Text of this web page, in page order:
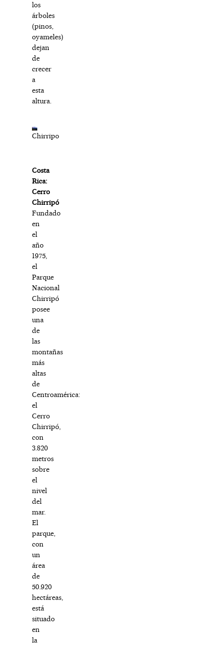
los
árboles
(pinos,
oyameles)
dejan
de
crecer
a
esta
altura.
Chirripo
Costa
Rica:
Cerro
Chirripó
Fundado
en
el
año
1975,
el
Parque
Nacional
Chirripó
posee
una
de
las
montañas
más
altas
de
Centroamérica:
el
Cerro
Chirripó,
con
3.820
metros
sobre
el
nivel
del
mar.
El
parque,
con
un
área
de
50.920
hectáreas,
está
situado
en
la